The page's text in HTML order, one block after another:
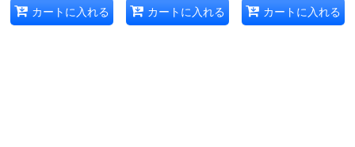
カートに入れる カートに入れる カートに入れる